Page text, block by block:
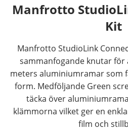
Manfrotto
Kit
Manfrotto StudioLink
sammanfogande knutar för
meters aluminiumramar som
form. Medföljande Green
täcka över
klämmorna vilket ger en
film och